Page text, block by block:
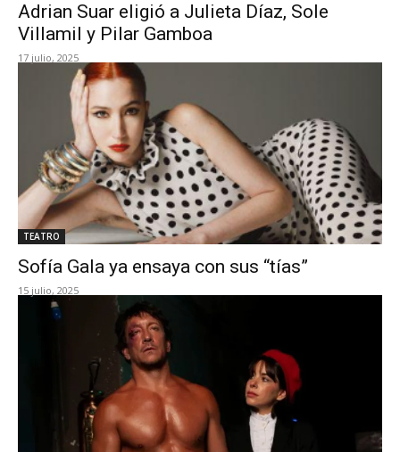
Adrian Suar eligió a Julieta Díaz, Sole
Villamil y Pilar Gamboa
17 julio, 2025
TEATRO
Sofía Gala ya ensaya con sus “tías”
15 julio, 2025